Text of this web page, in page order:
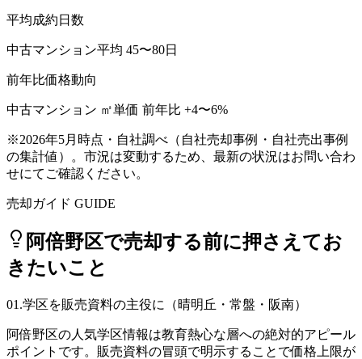
平均成約日数
中古マンション平均 45〜80日
前年比価格動向
中古マンション ㎡単価 前年比 +4〜6%
※2026年5月時点・自社調べ （自社売却事例・自社売出事例
の集計値）。市況は変動するため、最新の状況はお問い合わ
せにてご確認ください。
売却ガイド GUIDE
阿倍野区で売却する前に押さえてお
きたいこと
01 .学区を販売資料の主役に（晴明丘・常盤・阪南）
阿倍野区の人気学区情報は教育熱心な層への絶対的アピール
ポイントです。販売資料の冒頭で明示することで価格上限が